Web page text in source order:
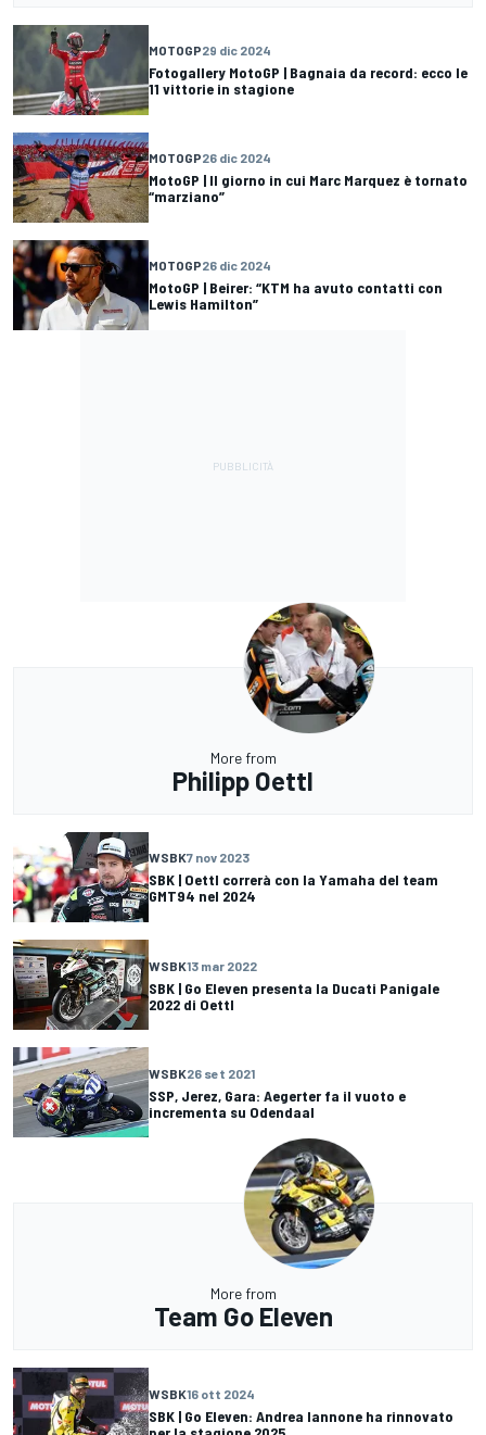
MOTOGP29 dic 2024
Fotogallery MotoGP | Bagnaia da record: ecco le
11 vittorie in stagione
MOTOGP26 dic 2024
MotoGP | Il giorno in cui Marc Marquez è tornato
“marziano”
MOTOGP26 dic 2024
MotoGP | Beirer: “KTM ha avuto contatti con
Lewis Hamilton”
More from
Philipp Oettl
WSBK7 nov 2023
SBK | Oettl correrà con la Yamaha del team
GMT94 nel 2024
WSBK13 mar 2022
SBK | Go Eleven presenta la Ducati Panigale
2022 di Oettl
WSBK26 set 2021
SSP, Jerez, Gara: Aegerter fa il vuoto e
incrementa su Odendaal
More from
Team Go Eleven
WSBK16 ott 2024
SBK | Go Eleven: Andrea Iannone ha rinnovato